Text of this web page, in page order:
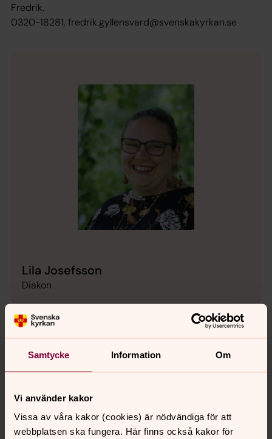
Samtycke Information Om
Vi använder kakor
Vissa av våra kakor (cookies) är nödvändiga för att
webbplatsen ska fungera. Här finns också kakor för
Fredrik.
0320-18281, fredrik.gyllensvard@svenskakyrkan.se
Lila Josefsson
Diakon
E-post:Lila.Josefsson@svenskakyrkan.se